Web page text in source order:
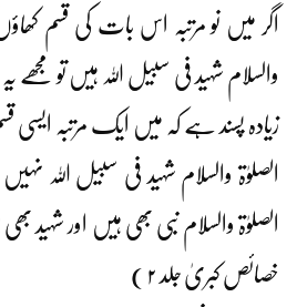
اگر میں نو مرتبہ اس بات کی قسم
والسلام شہید فی سبیل اللہ ہیں تو
زیادہ پسند ہے کہ میں ایک مرتبہ ایسی
الصلوٰۃ والسلام شہید فی سبیل اللہ نہیں
خصائص کبریٰ جلد ۲ )